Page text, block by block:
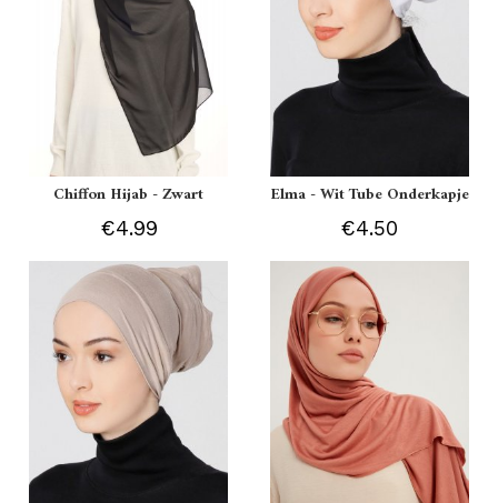
Chiffon Hijab - Zwart
€4.99
Elma - Wit Tube Onderkapje
€4.50